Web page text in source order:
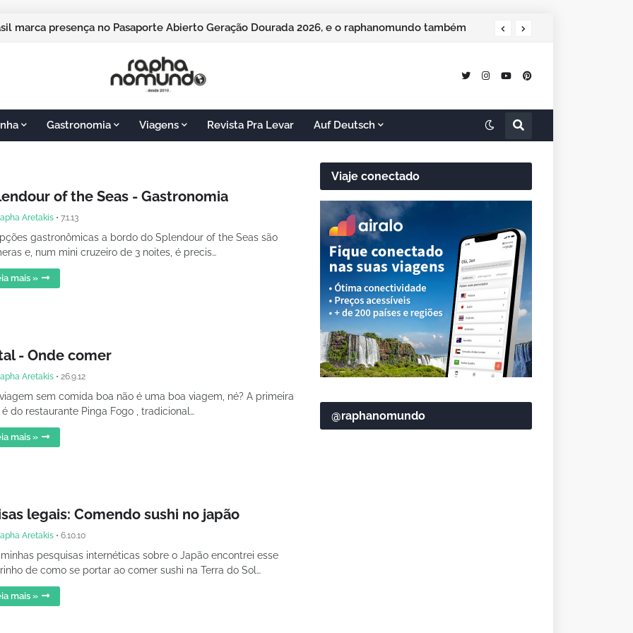
marca presença no Pasaporte Abierto Geração Dourada 2026, e o raphanomundo também
do Jordão vai sediar o Pasaporte Abierto 2026 com edição especial de Natal
Gastronomia Viagens Revista Pra Levar Auf Deutsch
of the Seas - Gastronomia
Aretakis • 7.1.13
gastronômicas a bordo do Splendour of the Seas são
e, num mini cruzeiro de 3 noites, é precis…
mais »
- Onde comer
Aretakis • 26.9.12
sem comida boa não é uma boa viagem, né? A primeira
do restaurante Pinga Fogo , tradicional…
mais »
legais: Comendo sushi no japão
Aretakis • 6.10.10
minhas pesquisas internéticas sobre o Japão encontrei esse
de como se portar ao comer sushi na Terra do Sol…
mais »
Viaje conectado
@raphanomundo